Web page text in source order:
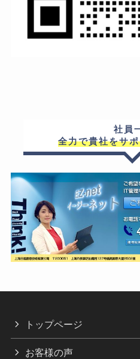
社員
全力で貴社をサ
トップページ
お客様の声